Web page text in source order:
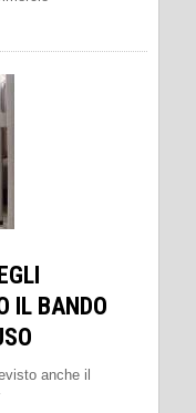
IL BANDO
anche il